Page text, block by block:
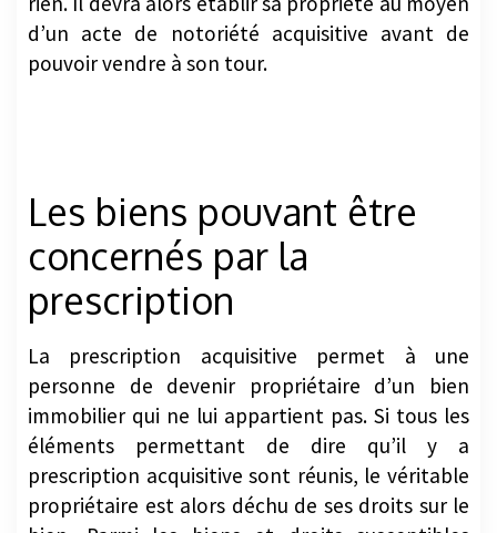
rien. Il devra alors établir sa propriété au moyen
d’un acte de notoriété acquisitive avant de
pouvoir vendre à son tour.
Les biens pouvant être
concernés par la
prescription
La prescription acquisitive permet à une
personne de devenir propriétaire d’un bien
immobilier qui ne lui appartient pas. Si tous les
éléments permettant de dire qu’il y a
prescription acquisitive sont réunis, le véritable
propriétaire est alors déchu de ses droits sur le